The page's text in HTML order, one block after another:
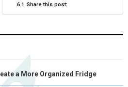
Share this post:
a More Organized Fridge